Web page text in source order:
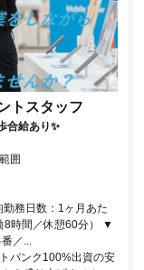
トスタッフ
合給あり✨
囲
務日数：1ヶ月あた
8時間／休憩60分） ▼
／...
バンク100%出資の安